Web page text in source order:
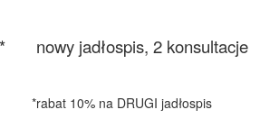
nowy jadłospis, 2 konsultacje
*rabat 10% na DRUGI jadłospis